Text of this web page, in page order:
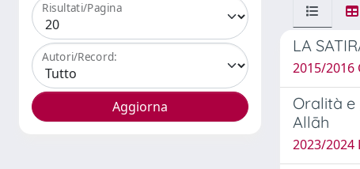
Risultati/Pagina
Autori/Record:
LA
2015/2016
Oralità
Allāh
2023/2024